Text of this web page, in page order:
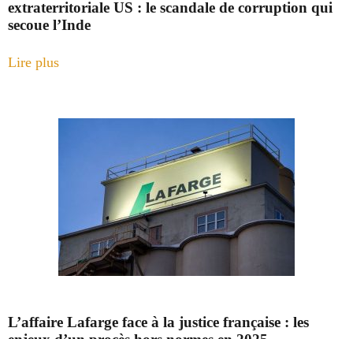
extraterritoriale US : le scandale de corruption qui
secoue l’Inde
Lire plus
L’affaire Lafarge face à la justice française : les